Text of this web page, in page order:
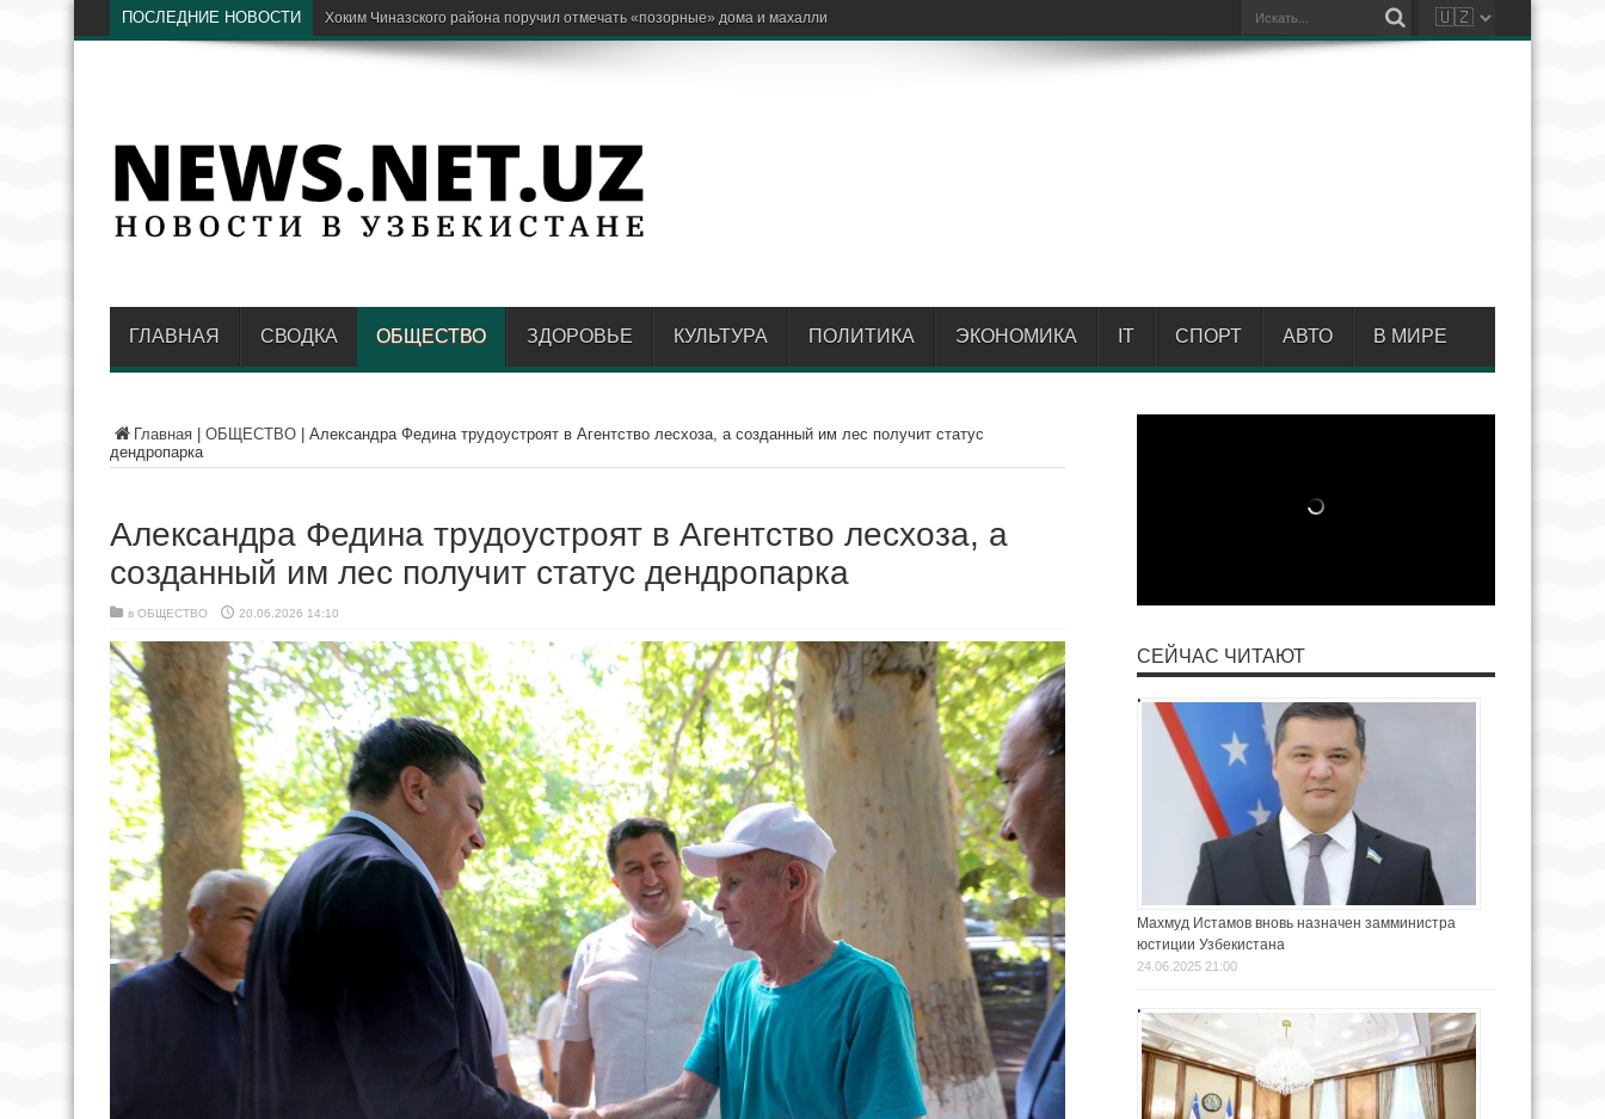
ПОСЛЕДНИЕ НОВОСТИ Парки Ташкента хо
ГЛАВНАЯ СВОДКА ОБЩЕСТВО ЗДОРОВЬЕ КУЛЬТУРА ПОЛИТИКА ЭКОНОМИКА IT СПОРТ АВТО В МИРЕ
Главная ОБЩЕСТВО
Александра Федина трудоустроят в Агентство лесхоза, а созданный им лес получит статус
дендропарка
Александра Федина трудоустроят в Агентство лесхоза, а
созданный им лес получит статус дендропарка
в ОБЩЕСТВО 20.06.2026 14:10
СЕЙЧАС ЧИТАЮТ
Махмуд Истамов вновь назначен замминистра
юстиции Узбекистана
24.06.2025 21:00